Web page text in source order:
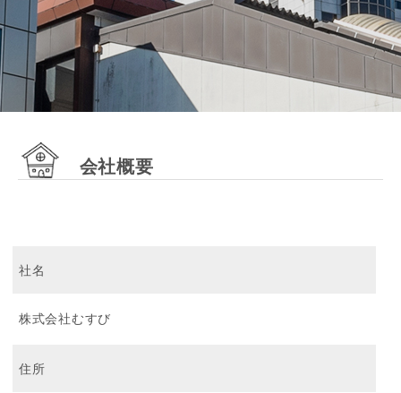
会社概要
社名
株式会社むすび
住所